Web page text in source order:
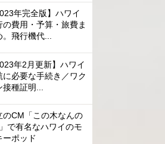
年完全版】ハワイ
の費用・予算・旅費ま
。飛行機代...
年2月更新】ハワイ
に必要な手続き／ワク
種証明...
のCM「この木なんの
で有名なハワイのモ
ーポッド